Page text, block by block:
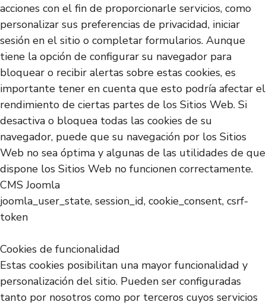
acciones con el fin de proporcionarle servicios, como
personalizar sus preferencias de privacidad, iniciar
sesión en el sitio o completar formularios. Aunque
tiene la opción de configurar su navegador para
bloquear o recibir alertas sobre estas cookies, es
importante tener en cuenta que esto podría afectar el
rendimiento de ciertas partes de los Sitios Web. Si
desactiva o bloquea todas las cookies de su
navegador, puede que su navegación por los Sitios
Web no sea óptima y algunas de las utilidades de que
dispone los Sitios Web no funcionen correctamente.
CMS Joomla
joomla_user_state, session_id, cookie_consent, csrf-
token
Cookies de funcionalidad
Estas cookies posibilitan una mayor funcionalidad y
personalización del sitio. Pueden ser configuradas
tanto por nosotros como por terceros cuyos servicios